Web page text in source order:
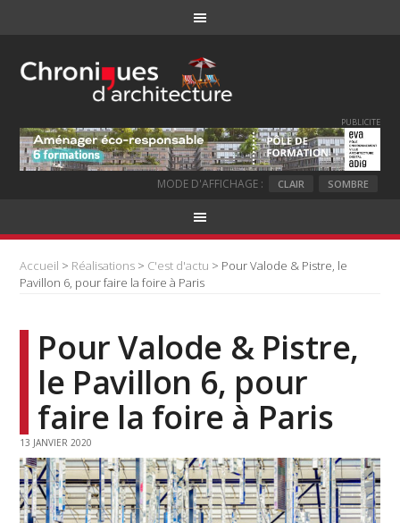
PUBLICITE
MODE D'AFFICHAGE : CLAIR SOMBRE
Accueil > Réalisations > C'est d'actu > Pour Valode & Pistre, le
Pavillon 6, pour faire la foire à Paris
Pour Valode & Pistre,
le Pavillon 6, pour
faire la foire à Paris
13 JANVIER 2020